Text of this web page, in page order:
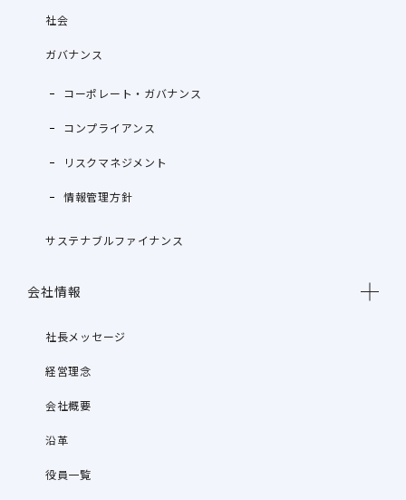
社会
ガバナンス
コーポレート・ガバナンス
コンプライアンス
リスクマネジメント
情報管理方針
サステナブルファイナンス
会社情報
社長メッセージ
経営理念
会社概要
沿革
役員一覧